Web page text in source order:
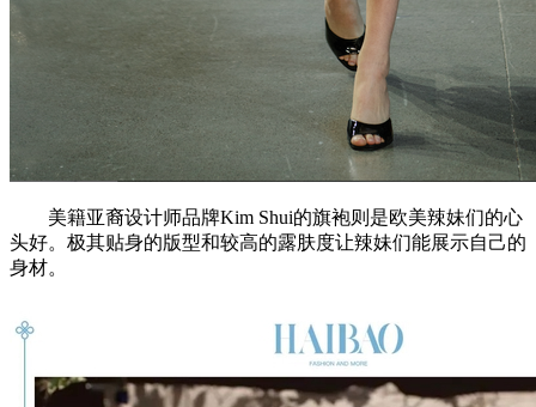
美籍亚裔设计师品牌Kim Shui的旗袍则是欧美辣妹们的心
头好。极其贴身的版型和较高的露肤度让辣妹们能展示自己的
身材。